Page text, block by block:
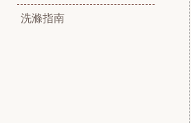
洗滌指南